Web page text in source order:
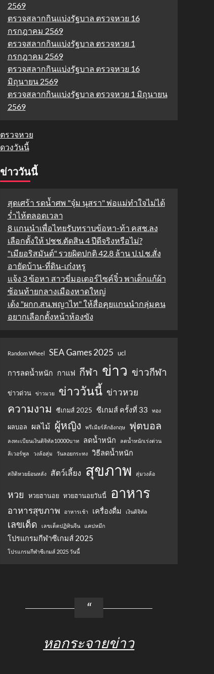
2569
ตรวจสลากกินแบ่งรัฐบาล ตรวจหวย 16
กรกฎาคม 2569
ตรวจสลากกินแบ่งรัฐบาล ตรวจหวย 1
กรกฎาคม 2569
ตรวจสลากกินแบ่งรัฐบาล ตรวจหวย 16
มิถุนายน 2569
ตรวจสลากกินแบ่งรัฐบาล ตรวจหวย 1 มิถุนายน
2569
ตรวจหวย
ดวงวันนี้
ข่าววันนี้
สุดเศร้า รดน้ำศพ "จุ๋ม นุสรา" พ่อแม่ทำใจไม่ได้
ร่ำไห้ตลอดเวลา
8 แกนนำเพื่อไทยรับทราบข้อหา-ท้า คสช.ลง
เลือกตั้งให้ ปชช.ตัดสิน 4 ปีดีจริงหรือไม่?
"เมียอริสมันต์" รวยผิดปกติ 42.8 ล้าน ป.ป.ช.สั่ง
อายัดบ้าน-ที่ดิน-เก๋งหรู
แจ้ง 3 ข้อหา สาวขี่มอเตอร์ไซค์จิ๋ว พาเด็กแก้ผ้า
ซ้อนท้ายกลางเมืองหาดใหญ่
เด้ง "ผกก.สน.พญาไท" ให้สื่อคุยแกนนำกลุ่มคน
อยากเลือกตั้งหน้าห้องขัง
Random Wheel SEA Games 2025 ucl
การลดน้ำหนัก กาแฟ กีฬา ข่าว ข่าวกีฬา
ข่าวด่วน ข่าวมวย ข่าววันนี้ ข่าวหวย
ความงาม ซีเกมส์ 2025 ซีเกมส์ ครั้งที่ 33 ทอง
ผลบอล ผลไม้ ผู้หญิง พรีเมียร์ลีกอังกฤษ ฟุตบอล
ลงทะเบียนเงินดิจิทัล10000บาท ลดน้ำหนัก
ลดน้ำหนักเร่งด่วน
ลิเวอร์พูล
วงล้อสุ่ม วันลอยกระทง วิธีลดน้ำหนัก
สถิติหวยย้อนหลัง สัตว์เลี้ยง สุขภาพ สุ่มวงล้อ
หวย หวยฮานอย หวยฮานอยวันนี้ อาหาร
อาหารสุขภาพ อาหารเช้า เครื่องดื่ม เงินดิจิทัล
เลขเด็ด เลขเด็ดปฏิทินจีน แคปหมึก
โปรแกรมกีฬาซีเกมส์ 2025
โปรแกรมกีฬาซีเกมส์ 2025 วันนี้
หอกระจายข่าว